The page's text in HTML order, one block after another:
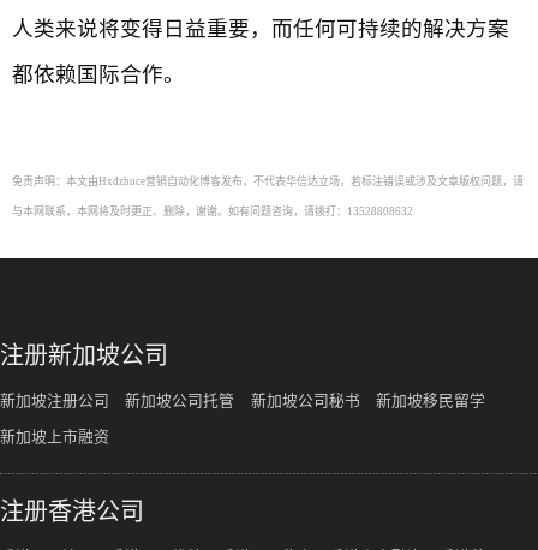
人类来说将变得日益重要，而任何可持续的解决方案
都依赖国际合作。
免责声明：本文由Hxdzhuce营销自动化博客发布，不代表华信达立场，若标注错误或涉及文章版权问题，请
与本网联系，本网将及时更正、删除，谢谢。如有问题咨询，请拨打：13528808632
注册新加坡公司
新加坡注册公司 新加坡公司托管 新加坡公司秘书 新加坡移民留学
新加坡上市融资
注册香港公司